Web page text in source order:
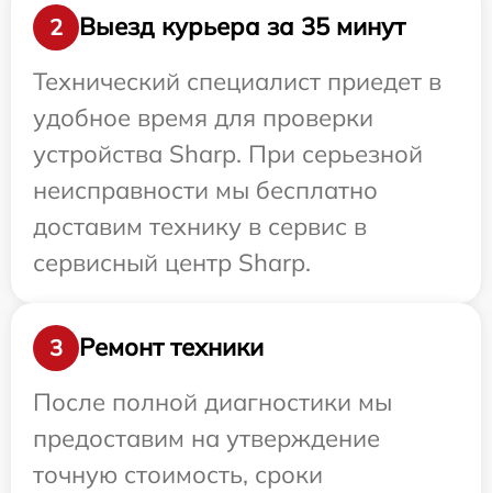
2
Выезд курьера за 35 минут
Технический специалист приедет в
удобное время для проверки
устройства Sharp. При серьезной
неисправности мы бесплатно
доставим технику в сервис в
сервисный центр Sharp.
3
Ремонт техники
После полной диагностики мы
предоставим на утверждение
точную стоимость, сроки